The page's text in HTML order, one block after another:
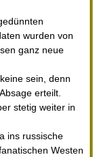
wurden von
ganz neue
sein, denn
erteilt.
stetig weiter in
ins russische
Westen